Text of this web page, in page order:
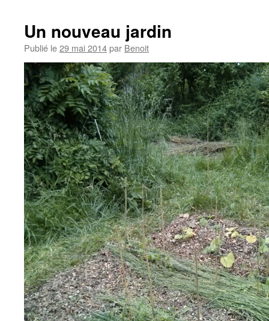
Un nouveau jardin
Publié le29 mai 2014par Benoit